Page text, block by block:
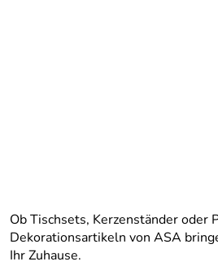
Ob Tischsets, Kerzenständer oder
Dekorationsartikeln von ASA
Ihr Zuhause.